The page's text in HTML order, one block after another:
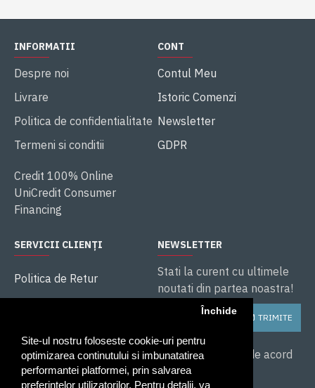
Site-ul nostru foloseste cookie-uri pentru
optimizarea continutului si imbunatatirea
performantei platformei, prin salvarea
preferintelor utilizatorilor. Pentru detalii, va
Închide
INFORMATII
Despre noi
Livrare
Politica de confidentialitate
Termeni si conditii
Credit 100% Online
UniCredit Consumer
Financing
CONT
Contul Meu
Istoric Comenzi
Newsletter
GDPR
SERVICII CLIENȚI
Politica de Retur
ANPC
Service și Garanție
NEWSLETTER
Stati la curent cu ultimele
noutati din partea noastra!
TRIMITE
Am citit și sunt de acord
cu